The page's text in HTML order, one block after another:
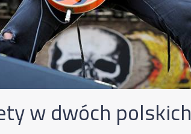
w dwóch polskich